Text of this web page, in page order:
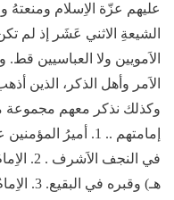
عليهم عزّة الاِسلام ومنعتهُ
الشيعةِ الاثني عَشَر إذ لم
الاَمويين ولا العباسيين قط.
الاَمر وأهل الذكر، الذين
وكذلك نذكر معهم
هـ)